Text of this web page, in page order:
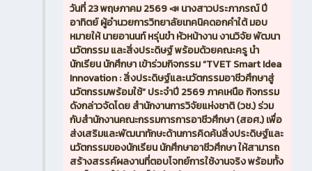
วันที่ 23 พฤษภาคม 2569 📣 นางสาวประภาภรณ์ ปี
อาทิตย์ ผู้อำนวยการวิทยาลัยเทคนิคดอกคำใต้ มอบ
หมายให้ นายอานนท์ หรุ่นขำ หัวหน้างาน งานวิจัย พัฒนา
นวัตกรรม และสิ่งประดิษฐ์ พร้อมด้วยคณะครู นำ
นักเรียน นักศึกษา เข้าร่วมกิจกรรม “TVET Smart Idea
Innovation : สิ่งประดิษฐ์และนวัตกรรมอาชีวศึกษาสู่
นวัตกรรมพร้อมใช้” ประจำปี 2569 ภาคเหนือ กิจกรรม
ดังกล่าวจัดโดย สำนักงานการวิจัยแห่งชาติ (วช.) ร่วม
กับสำนักงานคณะกรรมการการอาชีวศึกษา (สอศ.) เพื่อ
ส่งเสริมและพัฒนาทักษะด้านการคิดค้นสิ่งประดิษฐ์และ
นวัตกรรมของนักเรียน นักศึกษาอาชีวศึกษา ให้สามารถ
สร้างสรรค์ผลงานที่ตอบโจทย์การใช้งานจริง พร้อมทั้ง